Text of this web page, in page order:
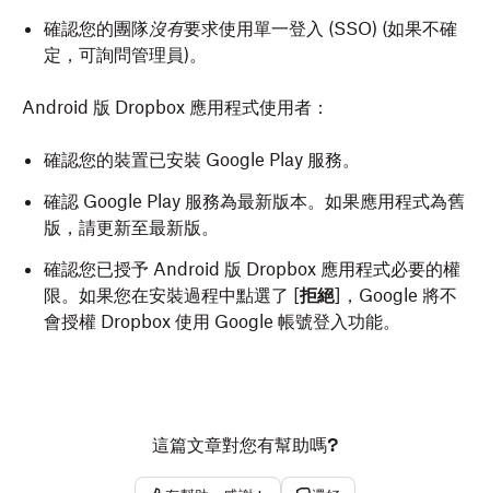
確認您的團隊沒有要求使用單一登入 (SSO) (如果不確
定，可詢問管理員)。
Android 版 Dropbox 應用程式使用者：
確認您的裝置已安裝 Google Play 服務。
確認 Google Play 服務為最新版本。如果應用程式為舊
版，請更新至最新版。
確認您已授予 Android 版 Dropbox 應用程式必要的權
限。如果您在安裝過程中點選了 [拒絕]，Google 將不
會授權 Dropbox 使用 Google 帳號登入功能。
這篇文章對您有幫助嗎?